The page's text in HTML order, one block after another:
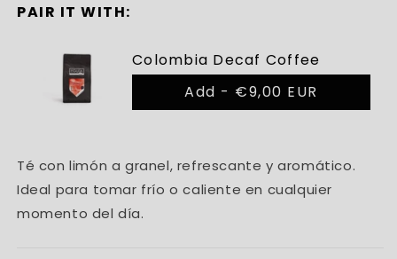
PAIR IT WITH:
Colombia Decaf Coffee
Add - €9,00 EUR
Té con limón a granel, refrescante y aromático.
Ideal para tomar frío o caliente en cualquier
momento del día.